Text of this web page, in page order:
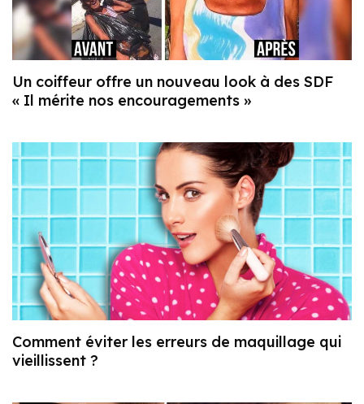
Un coiffeur offre un nouveau look à des SDF
« Il mérite nos encouragements »
Comment éviter les erreurs de maquillage qui
vieillissent ?